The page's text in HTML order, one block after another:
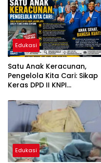
Edukasi
Satu Anak Keracunan,
Pengelola Kita Cari: Sikap
Keras DPD II KNPI
MBG Sentani
Edukasi